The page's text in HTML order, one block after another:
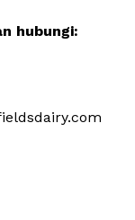
hubungi: